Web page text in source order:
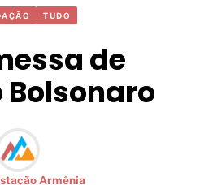
TUDO
de
Bolsonaro
Armênia